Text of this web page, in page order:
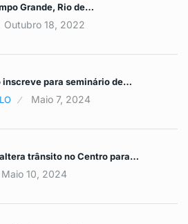
Grande, Rio de…
Outubro 18, 2022
inscreve para seminário de…
Maio 7, 2024
trânsito no Centro para…
Maio 10, 2024